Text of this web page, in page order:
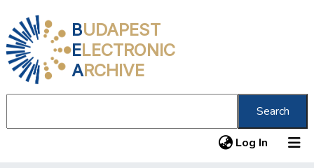
BUDAPEST
ELECTRONIC
ARCHIVE
Search
Log In (current)